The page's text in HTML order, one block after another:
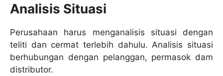
Analisis Situasi
Perusahaan harus menganalisis situasi dengan
teliti dan cermat terlebih dahulu. Analisis situasi
berhubungan dengan pelanggan, permasok dam
distributor.